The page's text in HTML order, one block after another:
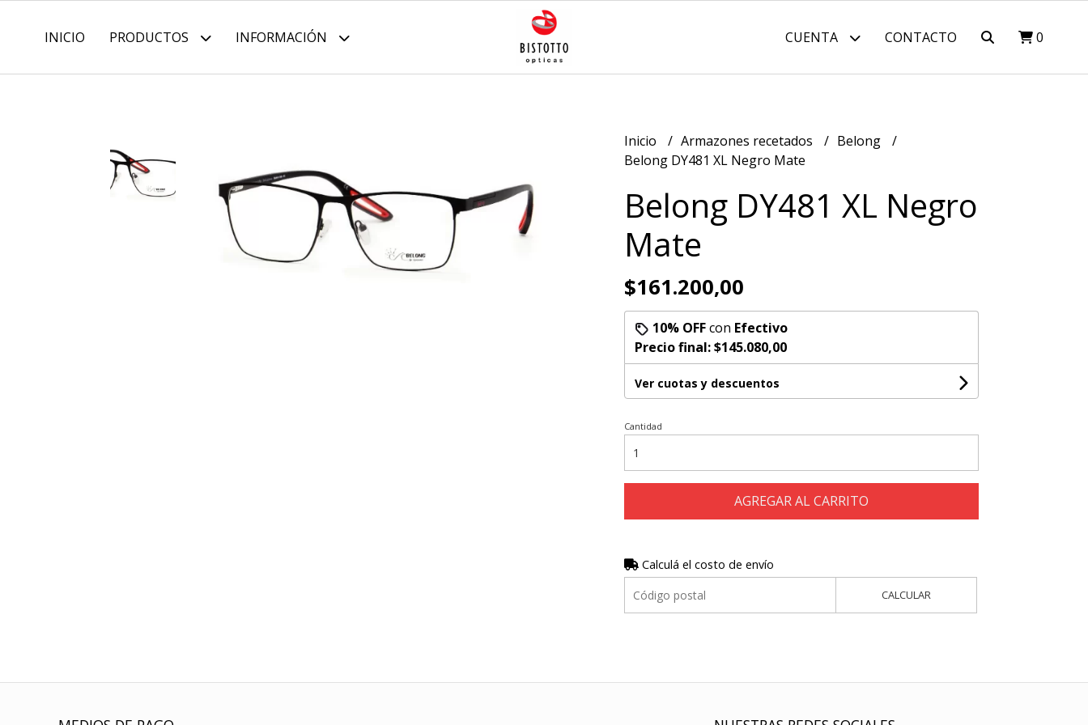
INICIO PRODUCTOS INFORMACIÓN CUENTA CONTACTO 0
Inicio Armazones recetados
Belong
Belong DY481 XL Negro Mate
Belong DY481 XL Negro
Mate
$161.200,00
10% OFFcon Efectivo
Precio final:$145.080,00
Ver cuotas y descuentos
Cantidad
AGREGAR AL CARRITO
Calculá el costo de envío
CALCULAR